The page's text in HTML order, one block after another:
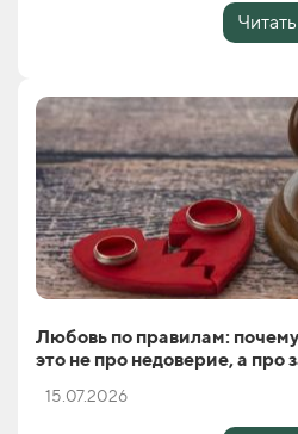
Читать
Любовь по правилам:
это не про недоверие, а про
15.07.2026